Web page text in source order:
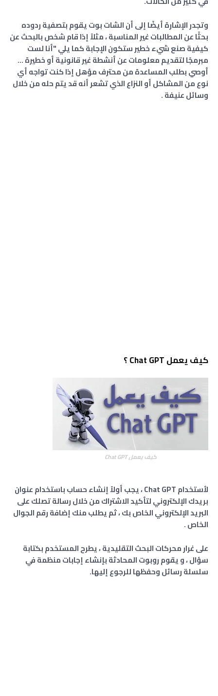
وتجدر الإشارة أيضًا إلى أن الشات بوت يقوم بتصفية ردوده
بحثًا عن المطالبات غير المناسبة ، مثلاً إذا قام شخص بالبحث عن
كيفية صنع شيء خطير ستكون الإجابة كما يلي "أنا لست
مبرمجًا لتقديم معلومات عن أنشطة غير قانونية أو خطيرة ...
أوصي بطلب المساعدة من محترف مؤهل إذا كنت تواجه أي
نوع من المشاكل أو النزاع الذي تشعر أنه قد يتم حله من خلال
وسائل عنيفة .
كيف يعمل Chat GPT ؟
كيف يعمل Chat GPT
لأستخدام Chat GPT ، يجب أولاً إنشاء حساب باستخدام عنوان
بريدك الإلكتروني لتأكيد الاشتراك من خلال رسالة تصلك على
البريد الإلكتروني الخاص بك ، ثم يطلب منك إضافة رقم الجوال
الخاص .
على غرار محركات البحث التقليدية ، يطرح المستخدم بكتابة
سؤال ، و يقوم روبوت المحادثة بإنشاء إجابات منظمة في
سلسلة رسائل وحفظها للرجوع إليها.